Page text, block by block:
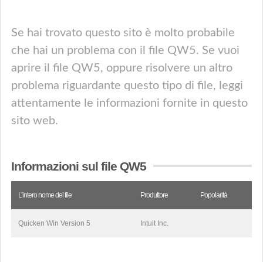
Se hai trovato questo sito è molto probabile
che hai un problema con il file QW5. Se vuoi
aprire il file QW5, oppure risolvere un altro
problema riguardante questo tipo di file, leggi
attentamente le informazioni fornite in questo
sito web.
Informazioni sul file QW5
L’intero nome del file Produttore Popolarità
Quicken Win Version 5 Intuit Inc.